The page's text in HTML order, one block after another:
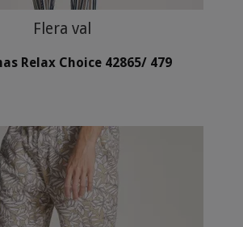
Flera val
Relax Choice 42865/ 479